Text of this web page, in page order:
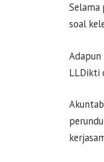
Selama
soal
LLDikti